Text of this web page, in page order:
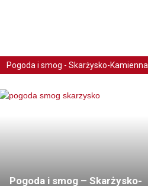
Pogoda i smog - Skarżysko-Kamienna
Pogoda i smog – Skarżysko-